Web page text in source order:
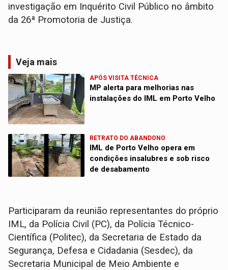
investigação em Inquérito Civil Público no âmbito
da 26ª Promotoria de Justiça.
Veja mais
APÓS VISITA TÉCNICA
MP alerta para melhorias nas
instalações do IML em Porto Velho
RETRATO DO ABANDONO
IML de Porto Velho opera em
condições insalubres e sob risco
de desabamento
Participaram da reunião representantes do próprio
IML, da Polícia Civil (PC), da Polícia Técnico-
Científica (Politec), da Secretaria de Estado da
Segurança, Defesa e Cidadania (Sesdec), da
Secretaria Municipal de Meio Ambiente e